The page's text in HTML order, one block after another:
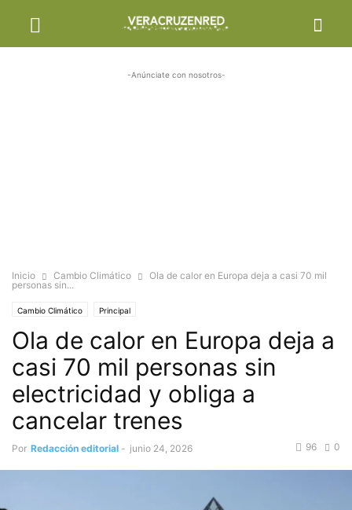
-Anúnciate con nosotros-
Inicio Cambio Climático
Ola de calor en Europa deja a casi 70 mil
personas sin...
Cambio Climático Principal
Ola de calor en Europa deja a
casi 70 mil personas sin
electricidad y obliga a
cancelar trenes
Por Redacción editorial - junio 24, 2026 0
96